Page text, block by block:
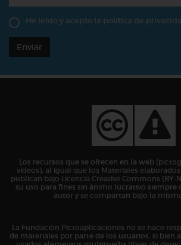
He leído y acepto la política de
Enviar
Los recursos que se ofrecen en la web
vídeos), al igual que los Materiales
publican bajo Licencia Creative Commons (BY-
su uso para fines sin ánimo lucrativo siempre
autor y se compartan bajo la
La Fundación Pictoaplicaciones no se hace
de materiales por parte de los usuarios, si bien